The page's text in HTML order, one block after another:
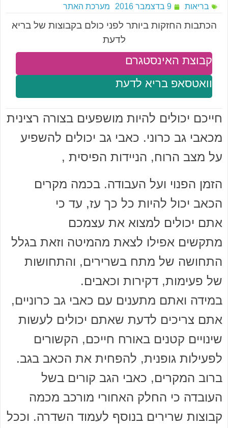
בריאות 9 בדצמבר 2016 מערכת האתר
הכתבות החזקות ביותר לפני כולם בקבוצות של בריא
לדעת
וואטסאפ בריא לדעת
קבוצת האינסטגרם
חייכם יכולים להיות מושפעים בצורה רצינית
מכאבי גב כרוני. כאבי גב יכולים להשפיע
על מצב הרוח, הניידות הפיסית ,
הזמן הפנוי ועל העבודה. בכמה מקרים
הכאב יכול להיות כל כך עז, עד כי
אתם יכולים למצוא את עצמכם
מתקשים אפילו לצאת מהמיטה וזאת בגלל
התחושה של מתח בשרירים, והתחושות
של פעימות, דקירות וכאבים.
במידה ואתם מתענים עם כאבי גב כרוניים,
אתם צריכים לדעת שאתם יכולים לעשות
שינויים קטנים באורח חייכם, הקשורים
לפעילות גופנית, להפחית את הכאב בגב.
ברוב המקרים, כאבי הגב קורים בשל
העובדה כי החלק האחורי מורכב מכמה
קבוצות שרירים בנוסף לעמוד השדרה. וככל